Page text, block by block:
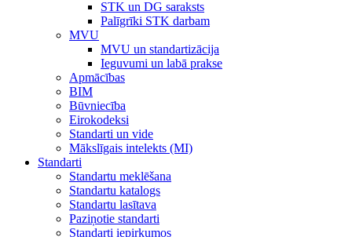
STK un DG saraksts
Palīgrīki STK darbam
MVU
MVU un standartizācija
Ieguvumi un labā prakse
Apmācības
BIM
Būvniecība
Eirokodeksi
Standarti un vide
Mākslīgais intelekts (MI)
Standarti
Standartu meklēšana
Standartu katalogs
Standartu lasītava
Paziņotie standarti
Standarti iepirkumos